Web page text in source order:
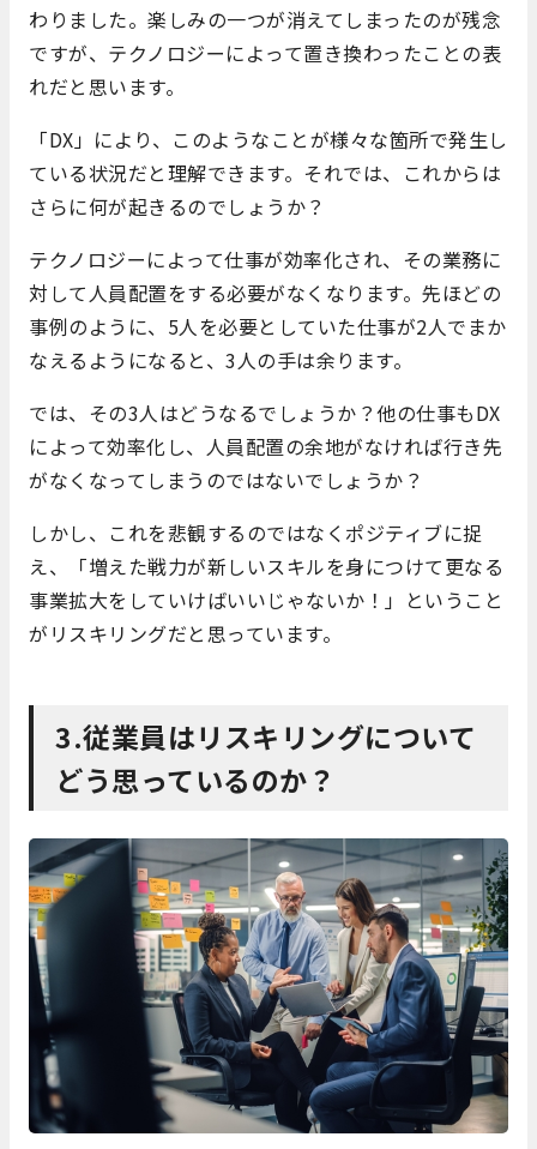
わりました。楽しみの一つが消えてしまったのが残念
ですが、テクノロジーによって置き換わったことの表
れだと思います。
「DX」により、このようなことが様々な箇所で発生し
ている状況だと理解できます。それでは、これからは
さらに何が起きるのでしょうか？
テクノロジーによって仕事が効率化され、その業務に
対して人員配置をする必要がなくなります。先ほどの
事例のように、5人を必要としていた仕事が2人でまか
なえるようになると、3人の手は余ります。
では、その3人はどうなるでしょうか？他の仕事もDX
によって効率化し、人員配置の余地がなければ行き先
がなくなってしまうのではないでしょうか？
しかし、これを悲観するのではなくポジティブに捉
え、「増えた戦力が新しいスキルを身につけて更なる
事業拡大をしていけばいいじゃないか！」ということ
がリスキリングだと思っています。
3.従業員はリスキリングについて
どう思っているのか？